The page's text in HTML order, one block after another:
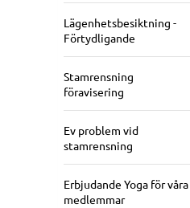
Lägenhetsbesiktning -
Förtydligande
Stamrensning
föravisering
Ev problem vid
stamrensning
Erbjudande Yoga för våra
medlemmar